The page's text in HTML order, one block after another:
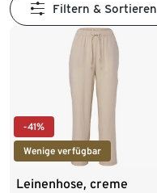
Filtern & Sortieren
-41%
Wenige verfügbar
Leinenhose, creme